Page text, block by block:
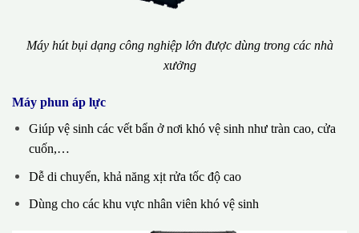
Máy hút bụi dạng công nghiệp lớn được dùng trong các nhà
xưởng
Máy phun áp lực
Giúp vệ sinh các vết bẩn ở nơi khó vệ sinh như tràn cao, cửa
cuốn,…
Dễ di chuyển, khả năng xịt rửa tốc độ cao
Dùng cho các khu vực nhân viên khó vệ sinh